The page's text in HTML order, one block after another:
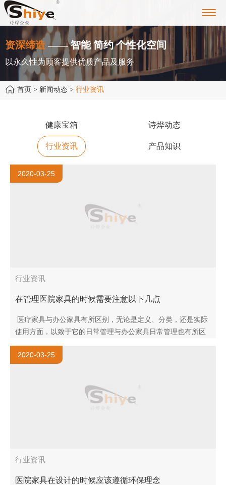
资深缔造 —— 智能 简约 个性化空间
以永久性为顾客提供优质产品及服务
首页 > 新闻动态 > 行业资讯
健康宝箱 诗烨动态
行业资讯 产品知识
2020-03-25
行业资讯
在管理医院家具的时候需要注意以下几点
医疗家具与办公家具有所区别，无论是定义、分类，还是实际
使用方面，以致于它的日常管理与办公家具日常管理也有所区
别。在管理医疗家具上，需具备更高的管理要求和水平，才能
更换辅助医院..
2020-03-25
行业资讯
医院家具在设计的时候应该遵循环保理念